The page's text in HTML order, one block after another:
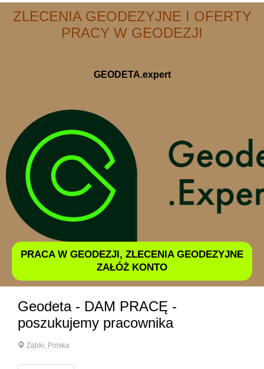
ZLECENIA GEODEZYJNE I OFERTY
PRACY W GEODEZJI
GEODETA.expert
PRACA W GEODEZJI, ZLECENIA GEODEZYJNE
ZAŁÓŻ KONTO
Geodeta - DAM PRACĘ -
poszukujemy pracownika
Ząbki, Polska